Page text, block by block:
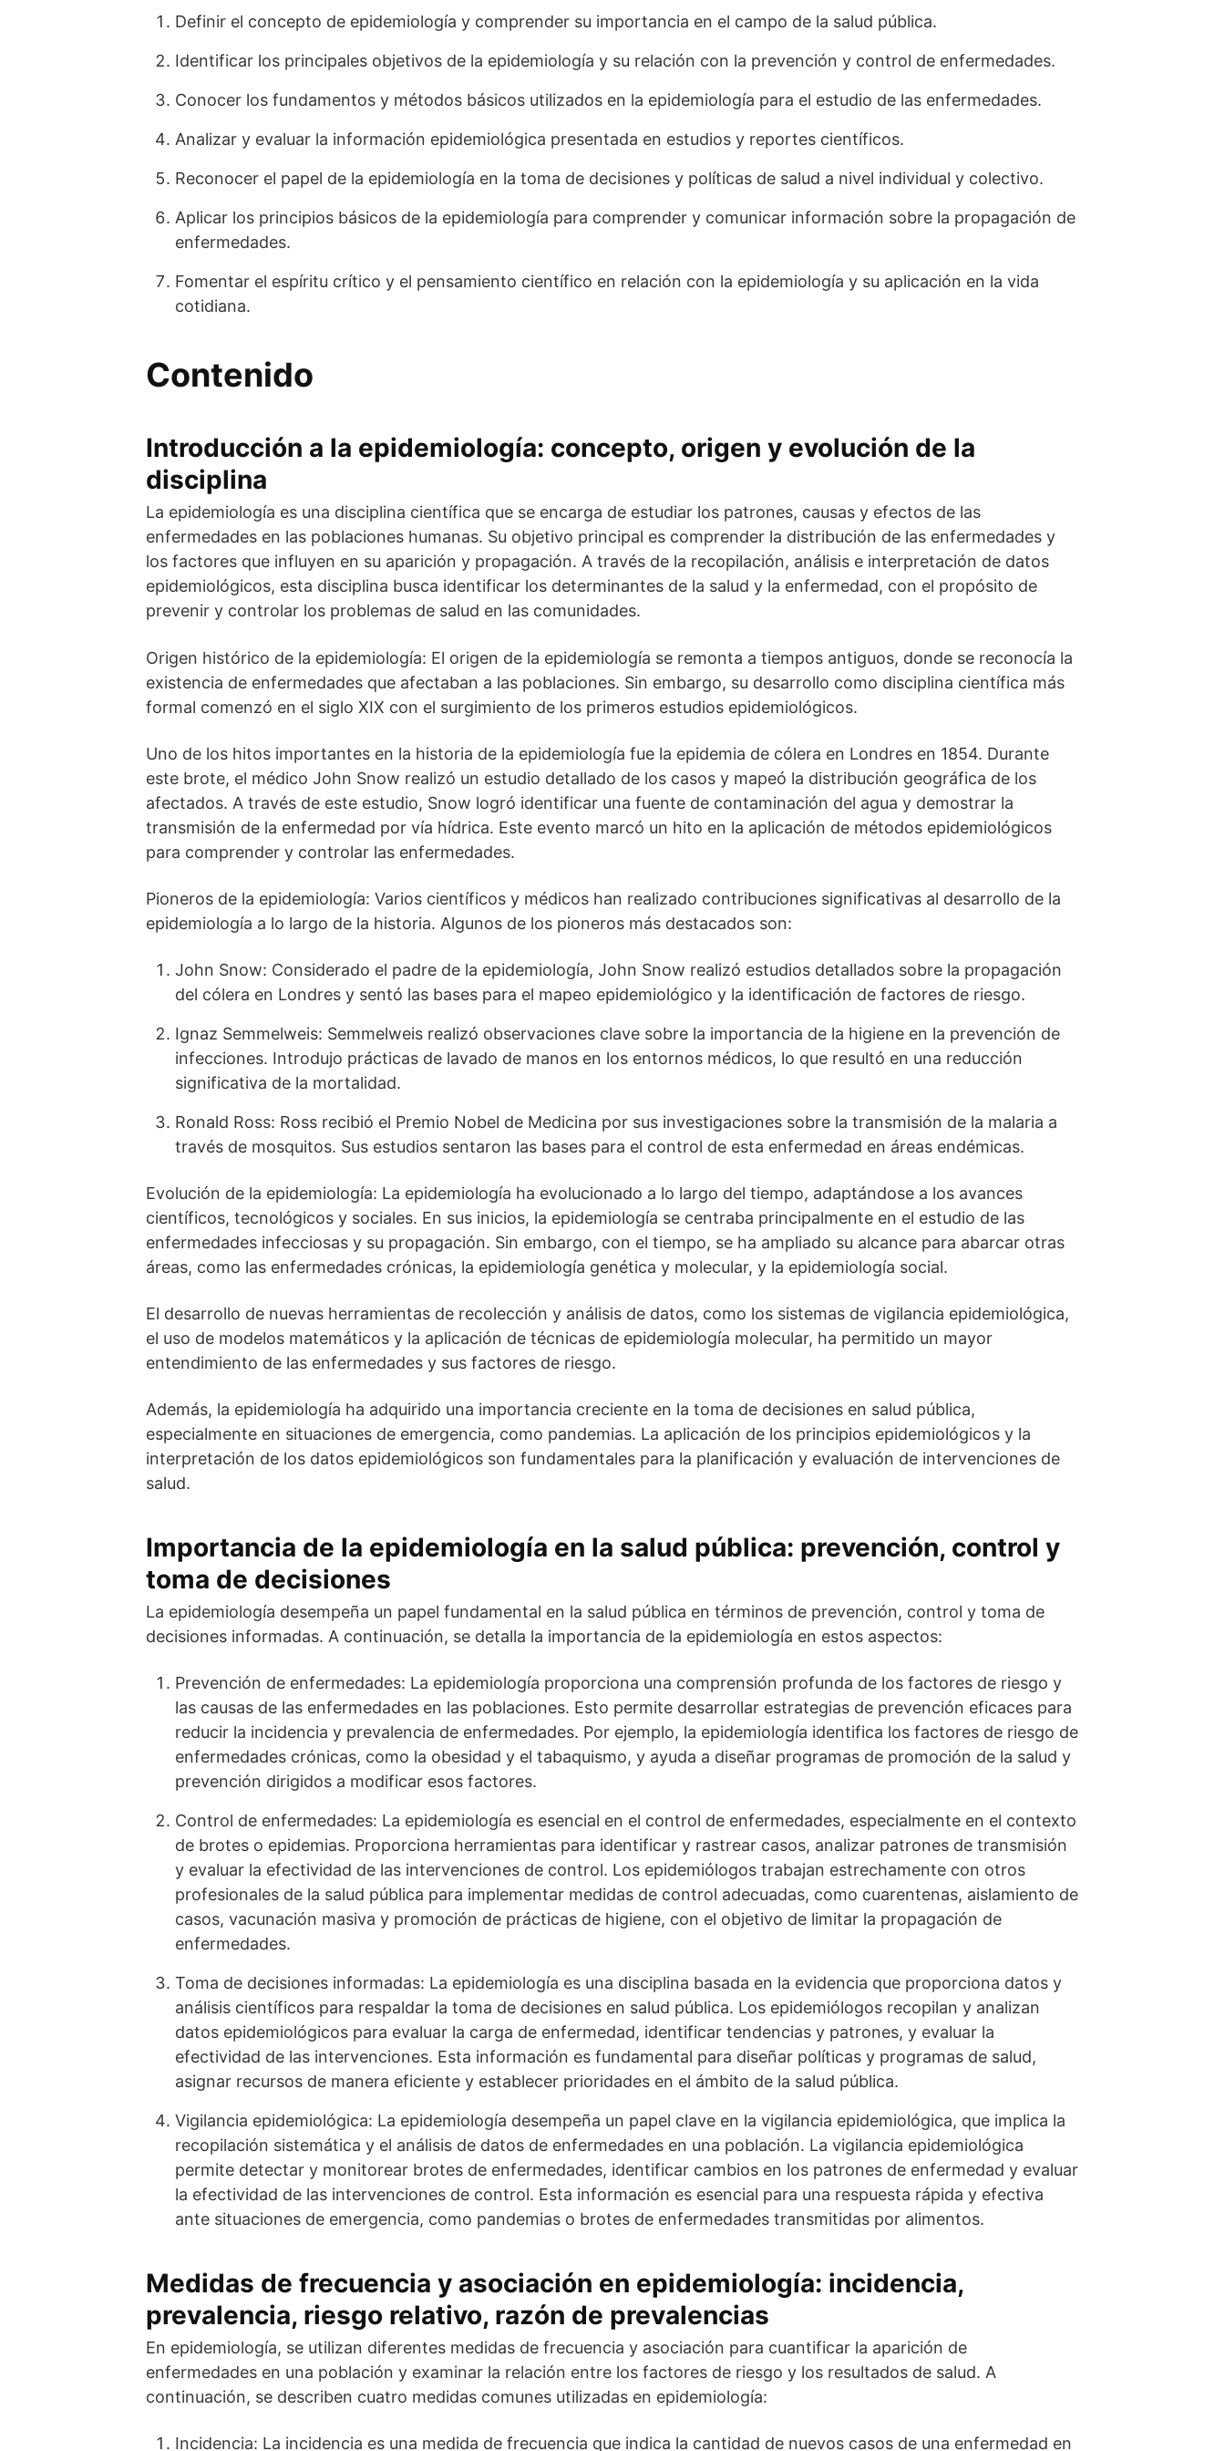
Definir el concepto de epidemiología y comprender su importancia en el campo de la salud pública.
Identificar los principales objetivos de la epidemiología y su relación con la prevención y control de enfermedades.
Conocer los fundamentos y métodos básicos utilizados en la epidemiología para el estudio de las enfermedades.
Analizar y evaluar la información epidemiológica presentada en estudios y reportes científicos.
Reconocer el papel de la epidemiología en la toma de decisiones y políticas de salud a nivel individual y colectivo.
Aplicar los principios básicos de la epidemiología para comprender y comunicar información sobre la propagación de
enfermedades.
Fomentar el espíritu crítico y el pensamiento científico en relación con la epidemiología y su aplicación en la vida
cotidiana.
Contenido
Introducción a la epidemiología: concepto, origen y evolución de la
disciplina
La epidemiología es una disciplina científica que se encarga de estudiar los patrones, causas y efectos de las
enfermedades en las poblaciones humanas. Su objetivo principal es comprender la distribución de las enfermedades y
los factores que influyen en su aparición y propagación. A través de la recopilación, análisis e interpretación de datos
epidemiológicos, esta disciplina busca identificar los determinantes de la salud y la enfermedad, con el propósito de
prevenir y controlar los problemas de salud en las comunidades.
Origen histórico de la epidemiología: El origen de la epidemiología se remonta a tiempos antiguos, donde se reconocía la
existencia de enfermedades que afectaban a las poblaciones. Sin embargo, su desarrollo como disciplina científica más
formal comenzó en el siglo XIX con el surgimiento de los primeros estudios epidemiológicos.
Uno de los hitos importantes en la historia de la epidemiología fue la epidemia de cólera en Londres en 1854. Durante
este brote, el médico John Snow realizó un estudio detallado de los casos y mapeó la distribución geográfica de los
afectados. A través de este estudio, Snow logró identificar una fuente de contaminación del agua y demostrar la
transmisión de la enfermedad por vía hídrica. Este evento marcó un hito en la aplicación de métodos epidemiológicos
para comprender y controlar las enfermedades.
Pioneros de la epidemiología: Varios científicos y médicos han realizado contribuciones significativas al desarrollo de la
epidemiología a lo largo de la historia. Algunos de los pioneros más destacados son:
John Snow: Considerado el padre de la epidemiología, John Snow realizó estudios detallados sobre la propagación
del cólera en Londres y sentó las bases para el mapeo epidemiológico y la identificación de factores de riesgo.
Ignaz Semmelweis: Semmelweis realizó observaciones clave sobre la importancia de la higiene en la prevención de
infecciones. Introdujo prácticas de lavado de manos en los entornos médicos, lo que resultó en una reducción
significativa de la mortalidad.
Ronald Ross: Ross recibió el Premio Nobel de Medicina por sus investigaciones sobre la transmisión de la malaria a
través de mosquitos. Sus estudios sentaron las bases para el control de esta enfermedad en áreas endémicas.
Evolución de la epidemiología: La epidemiología ha evolucionado a lo largo del tiempo, adaptándose a los avances
científicos, tecnológicos y sociales. En sus inicios, la epidemiología se centraba principalmente en el estudio de las
enfermedades infecciosas y su propagación. Sin embargo, con el tiempo, se ha ampliado su alcance para abarcar otras
áreas, como las enfermedades crónicas, la epidemiología genética y molecular, y la epidemiología social.
El desarrollo de nuevas herramientas de recolección y análisis de datos, como los sistemas de vigilancia epidemiológica,
el uso de modelos matemáticos y la aplicación de técnicas de epidemiología molecular, ha permitido un mayor
entendimiento de las enfermedades y sus factores de riesgo.
Además, la epidemiología ha adquirido una importancia creciente en la toma de decisiones en salud pública,
especialmente en situaciones de emergencia, como pandemias. La aplicación de los principios epidemiológicos y la
interpretación de los datos epidemiológicos son fundamentales para la planificación y evaluación de intervenciones de
salud.
Importancia de la epidemiología en la salud pública: prevención, control y
toma de decisiones
La epidemiología desempeña un papel fundamental en la salud pública en términos de prevención, control y toma de
decisiones informadas. A continuación, se detalla la importancia de la epidemiología en estos aspectos:
Prevención de enfermedades: La epidemiología proporciona una comprensión profunda de los factores de riesgo y
las causas de las enfermedades en las poblaciones. Esto permite desarrollar estrategias de prevención eficaces para
reducir la incidencia y prevalencia de enfermedades. Por ejemplo, la epidemiología identifica los factores de riesgo de
enfermedades crónicas, como la obesidad y el tabaquismo, y ayuda a diseñar programas de promoción de la salud y
prevención dirigidos a modificar esos factores.
Control de enfermedades: La epidemiología es esencial en el control de enfermedades, especialmente en el contexto
de brotes o epidemias. Proporciona herramientas para identificar y rastrear casos, analizar patrones de transmisión
y evaluar la efectividad de las intervenciones de control. Los epidemiólogos trabajan estrechamente con otros
profesionales de la salud pública para implementar medidas de control adecuadas, como cuarentenas, aislamiento de
casos, vacunación masiva y promoción de prácticas de higiene, con el objetivo de limitar la propagación de
enfermedades.
Toma de decisiones informadas: La epidemiología es una disciplina basada en la evidencia que proporciona datos y
análisis científicos para respaldar la toma de decisiones en salud pública. Los epidemiólogos recopilan y analizan
datos epidemiológicos para evaluar la carga de enfermedad, identificar tendencias y patrones, y evaluar la
efectividad de las intervenciones. Esta información es fundamental para diseñar políticas y programas de salud,
asignar recursos de manera eficiente y establecer prioridades en el ámbito de la salud pública.
Vigilancia epidemiológica: La epidemiología desempeña un papel clave en la vigilancia epidemiológica, que implica la
recopilación sistemática y el análisis de datos de enfermedades en una población. La vigilancia epidemiológica
permite detectar y monitorear brotes de enfermedades, identificar cambios en los patrones de enfermedad y evaluar
la efectividad de las intervenciones de control. Esta información es esencial para una respuesta rápida y efectiva
ante situaciones de emergencia, como pandemias o brotes de enfermedades transmitidas por alimentos.
Medidas de frecuencia y asociación en epidemiología: incidencia,
prevalencia, riesgo relativo, razón de prevalencias
En epidemiología, se utilizan diferentes medidas de frecuencia y asociación para cuantificar la aparición de
enfermedades en una población y examinar la relación entre los factores de riesgo y los resultados de salud. A
continuación, se describen cuatro medidas comunes utilizadas en epidemiología:
Incidencia: La incidencia es una medida de frecuencia que indica la cantidad de nuevos casos de una enfermedad en